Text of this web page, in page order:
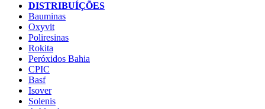
DISTRIBUÍÇÕES
Bauminas
Oxyvit
Poliresinas
Rokita
Peróxidos Bahia
CPIC
Basf
Isover
Solenis